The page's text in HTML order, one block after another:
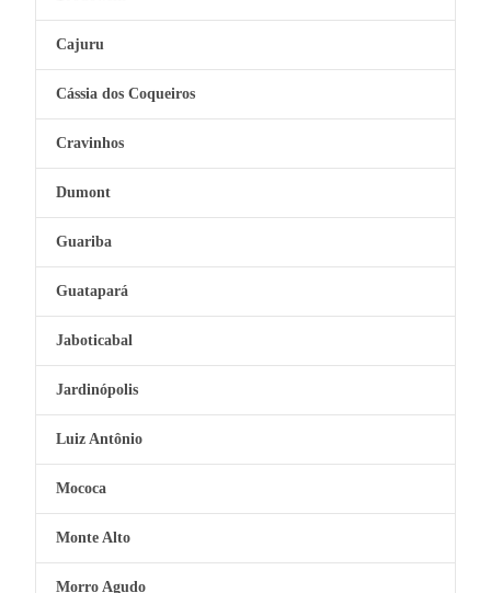
Cajuru
Cássia dos Coqueiros
Cravinhos
Dumont
Guariba
Guatapará
Jaboticabal
Jardinópolis
Luiz Antônio
Mococa
Monte Alto
Morro Agudo